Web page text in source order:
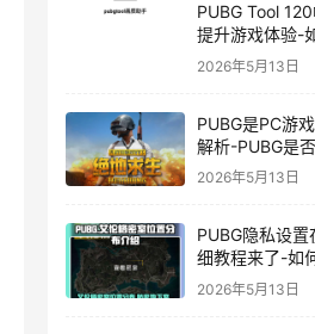
PUBG Tool 120
提升游戏体验-
PUBG Tool实现
畅游戏
2026年5月13日
PUBG是PC游
解析-PUBG是
平台及游戏玩法
2026年5月13日
PUBG隐私设置
细教程来了-如
中设置隐私选项
2026年5月13日